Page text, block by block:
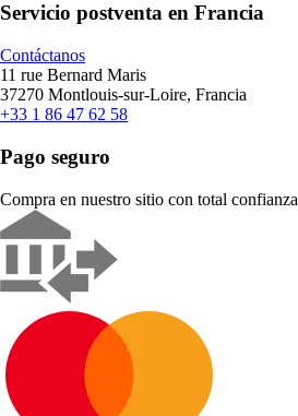
Servicio postventa en Francia
Contáctanos
11 rue Bernard Maris
37270 Montlouis-sur-Loire, Francia
+33 1 86 47 62 58
Pago seguro
Compra en nuestro sitio con total confianza